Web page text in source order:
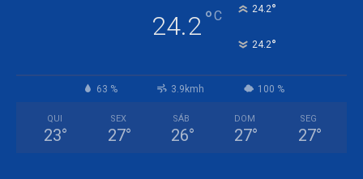
24.2°C 24.2°
24.2°
63 % 3.9kmh 100 %
QUI
23°
SEX
27°
SÁB
26°
DOM
27°
SEG
27°